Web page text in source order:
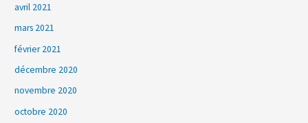
avril 2021
mars 2021
février 2021
décembre 2020
novembre 2020
octobre 2020